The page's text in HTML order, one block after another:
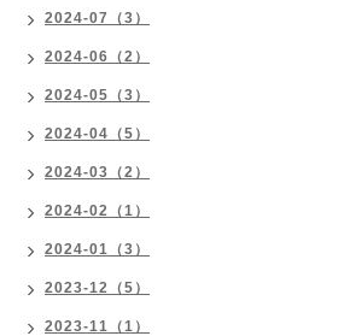
2024-07（3）
2024-06（2）
2024-05（3）
2024-04（5）
2024-03（2）
2024-02（1）
2024-01（3）
2023-12（5）
2023-11（1）